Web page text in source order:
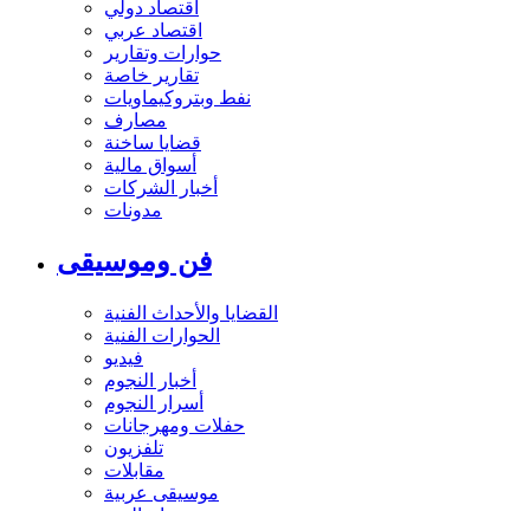
اقتصاد دولي
اقتصاد عربي
حوارات وتقارير
تقارير خاصة
نفط وبتروكيماويات
مصارف
قضايا ساخنة
أسواق مالية
أخبار الشركات
مدونات
فن وموسيقى
القضايا والأحداث الفنية
الحوارات الفنية
فيديو
أخبار النجوم
أسرار النجوم
حفلات ومهرجانات
تلفزيون
مقابلات
موسيقى عربية